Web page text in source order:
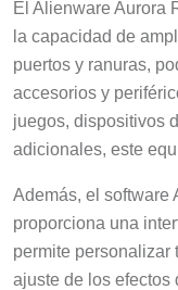
El Alienware Aurora
la capacidad de
puertos y ranuras,
accesorios y
juegos, dispositivos
adicionales, este
Además, el software
proporciona una
permite personalizar
ajuste de los efectos